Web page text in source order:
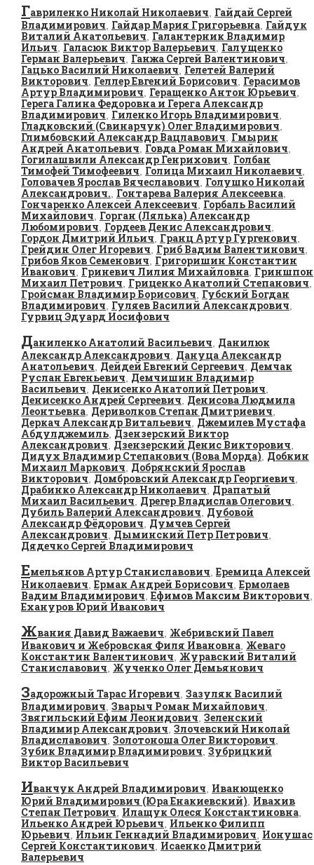
Гавриленко Николай Николаевич, Гайдай Сергей
Владимирович, Гайдар Мария Григорьевна, Гайдук
Виталий Анатольевич, Галантерник Владимир
Ильич, Галасюк Виктор Валерьевич, Галущенко
Герман Валерьевич, Ганжа Сергей Валентинович,
Гацько Василий Николаевич, Гелетей Валерий
Викторович, Геллер Евгений Борисович, Герасимов
Артур Владимирович, Геращенко Антон Юрьевич,
Герега Галина Федоровна и Герега Александр
Владимирович, Гиленко Игорь Владимирович,
Гладковский (Свинарчук) Олег Владимирович,
Глимбовский Александр Вацлавович, Гмырин
Андрей Анатольевич, Говда Роман Михайлович,
Гогилашвили Александр Генрихович, Голбан
Тимофей Тимофеевич, Голица Михаил Николаевич,
Головачев Ярослав Вячеславович, Голушко Николай
Александрович., Гонтарева Валерия Алексеевна,
Гончаренко Алексей Алексеевич, Горбаль Василий
Михайлович, Горган (Лялька) Александр
Любомирович, Гордеев Денис Александрович,
Гордон Дмитрий Ильич, Гранц Артур Гургенович,
Грейдин Олег Игоревич, Гриб Вадим Валентинович,
Грибов Яков Семенович, Григоришин Константин
Иванович, Гриневич Лилия Михайловна, Гриншпон
Михаил Петрович, Гриценко Анатолий Степанович,
Гройсман Владимир Борисович, Губский Богдан
Владимирович, Гуляев Василий Александрович,
Гурвиц Эдуард Иосифович
Даниленко Анатолий Васильевич, Данилюк
Александр Александрович, Дануца Александр
Анатольевич, Дейдей Евгений Сергеевич, Демчак
Руслан Евгеньевич, Демчишин Владимир
Васильевич, Денисенко Анатолий Петрович,
Денисенко Андрей Сергеевич, Денисова Людмила
Леонтьевна, Дериволков Степан Дмитриевич,
Деркач Александр Витальевич, Джемилев Мустафа
Абдулджемиль, Дзензерский Виктор
Александрович, Дзензерский Денис Викторович,
Дидух Владимир Степанович (Вова Морда), Добкин
Михаил Маркович, Добрянский Ярослав
Викторович, Домбровский Александр Георгиевич,
Драбинко Александр Николаевич, Драпатый
Михаил Васильевич, Дрегер Владислав Олегович,
Дубиль Валерий Александрович, Дубовой
Александр Фёдорович, Думчев Сергей
Александрович, Дыминский Петр Петрович,
Дядечко Сергей Владимирович
Емельянов Артур Станиславович, Еремица Алексей
Николаевич, Ермак Андрей Борисович, Ермолаев
Вадим Владимирович, Ефимов Максим Викторович,
Ехануров Юрий Иванович
Жвания Давид Важаевич, Жебривский Павел
Иванович и Жебровская Филя Ивановна, Жеваго
Константин Валентинович, Журавский Виталий
Станиславович, Жученко Олег Демьянович
Задорожный Тарас Игоревич, Зазуляк Василий
Владимирович, Зварыч Роман Михайлович,
Звягильский Ефим Леонидович, Зеленский
Владимир Александрович, Злочевский Николай
Владиславович, Золотоноша Олег Викторович,
Зубик Владимир Владимирович, Зубрицкий
Виктор Васильевич
Иванчук Андрей Владимирович, Иванющенко
Юрий Владимирович (Юра Енакиевский), Ивахив
Степан Петрович, Илащук Олеся Константиновна,
Ильенко Андрей Юрьевич, Ильенко Филипп
Юрьевич, Ильин Геннадий Владимирович, Ионушас
Сергей Константинович, Исаенко Дмитрий
Валерьевич